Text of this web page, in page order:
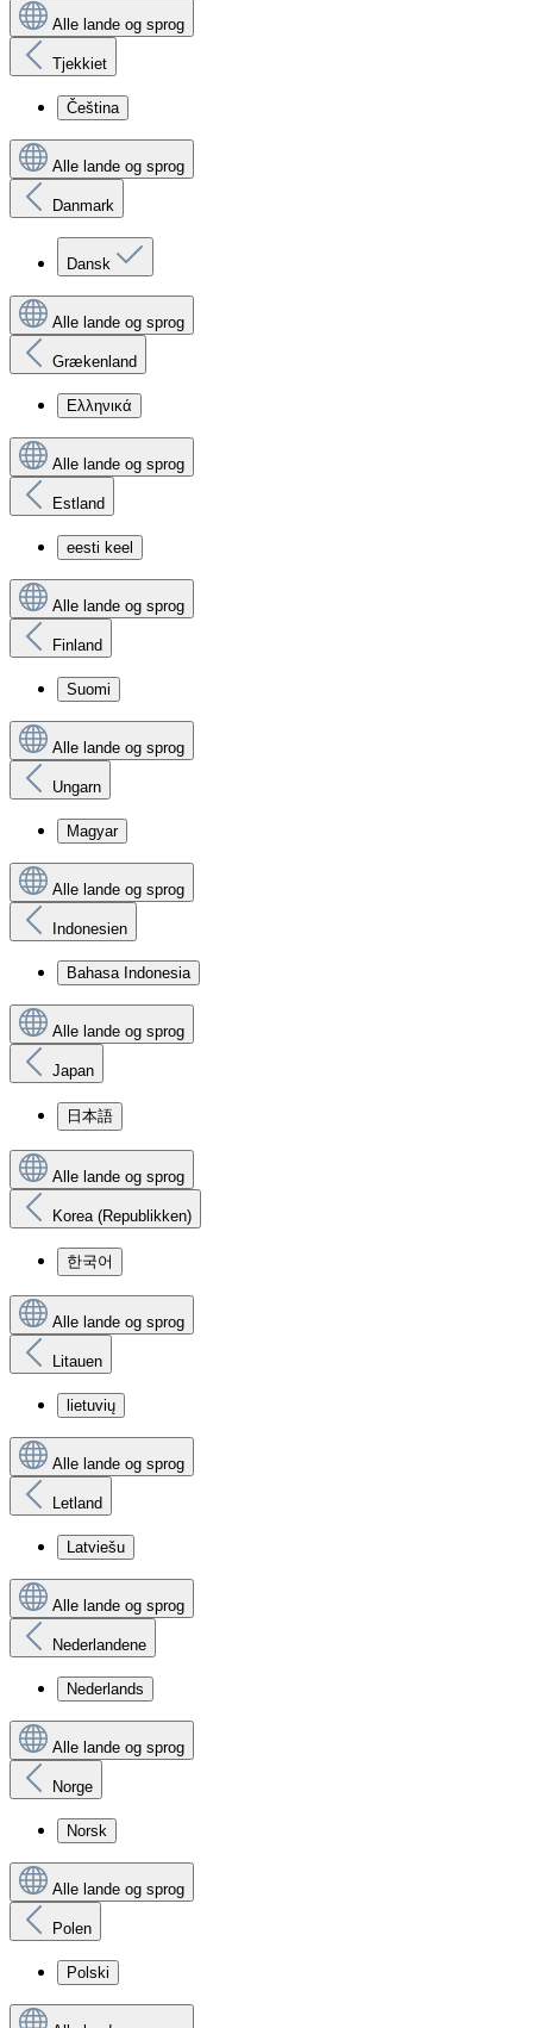
Alle lande og sprog
Tjekkiet
Čeština
Alle lande og sprog
Danmark
Dansk
Alle lande og sprog
Grækenland
Ελληνικά
Alle lande og sprog
Estland
eesti keel
Alle lande og sprog
Finland
Suomi
Alle lande og sprog
Ungarn
Magyar
Alle lande og sprog
Indonesien
Bahasa Indonesia
Alle lande og sprog
Japan
日本語
Alle lande og sprog
Korea (Republikken)
한국어
Alle lande og sprog
Litauen
lietuvių
Alle lande og sprog
Letland
Latviešu
Alle lande og sprog
Nederlandene
Nederlands
Alle lande og sprog
Norge
Norsk
Alle lande og sprog
Polen
Polski